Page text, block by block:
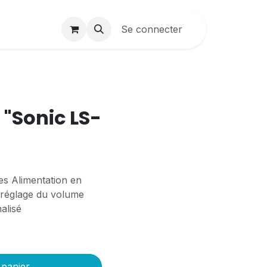
Contactez-nous Création sites
Se connecter
LS-
Alimentation en
du volume